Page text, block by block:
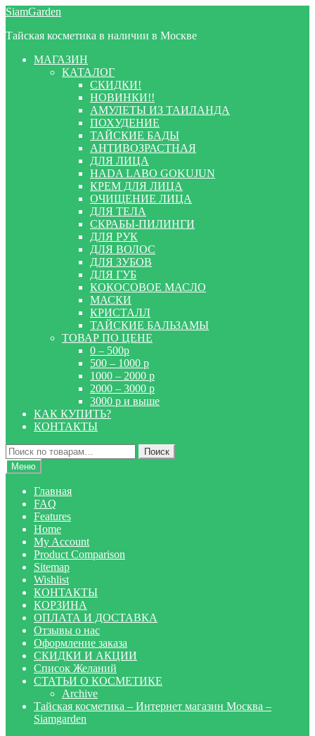
Перейти
навигации
Перейти
содержимому
SiamGarden
Тайская косметика в наличии в Москве
МАГАЗИН
КАТАЛОГ
СКИДКИ!
НОВИНКИ!!
АМУЛЕТЫ ИЗ ТАИЛАНДА
ПОХУДЕНИЕ
ТАЙСКИЕ БАДЫ
АНТИВОЗРАСТНАЯ
ДЛЯ ЛИЦА
HADA LABO GOKUJUN
КРЕМ ДЛЯ ЛИЦА
ОЧИЩЕНИЕ ЛИЦА
ДЛЯ ТЕЛА
СКРАБЫ-ПИЛИНГИ
ДЛЯ РУК
ДЛЯ ВОЛОС
ДЛЯ ЗУБОВ
ДЛЯ ГУБ
КОКОСОВОЕ МАСЛО
МАСКИ
КРИСТАЛЛ
ТАЙСКИЕ БАЛЬЗАМЫ
ТОВАР ПО ЦЕНЕ
0 – 500р
500 – 1000 р
1000 – 2000 р
2000 – 3000 р
3000 р и выше
КАК КУПИТЬ?
КОНТАКТЫ
Искать:
Поиск
Меню
Главная
FAQ
Features
Home
My Account
Product Comparison
Sitemap
Wishlist
КОНТАКТЫ
КОРЗИНА
ОПЛАТА И ДОСТАВКА
Отзывы о нас
Оформление заказа
СКИДКИ И АКЦИИ
Список Желаний
СТАТЬИ О КОСМЕТИКЕ
Archive
Тайская косметика – Интернет магазин Москва –
Siamgarden